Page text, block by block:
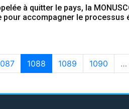
à quitter le pays, la
pour accompagner le processus
1088 1089 1090 …